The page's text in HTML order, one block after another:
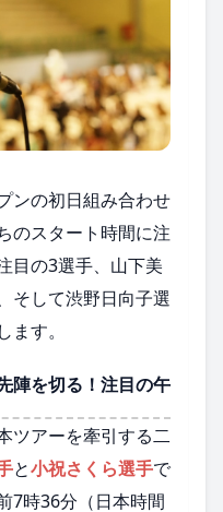
ンの初日組み合わせ
のスタート時間に注
目の3選手、山下美
そして渋野日向子選
す。
陣を切る！注目の午
ツアーを牽引する二
と小祝さくら選手で
7時36分（日本時間